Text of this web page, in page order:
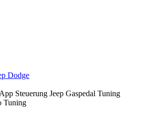
Dodge
Steuerung Jeep Gaspedal Tuning
Tuning